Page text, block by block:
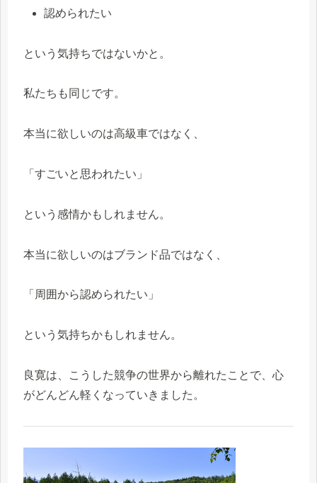
認められたい
という気持ちではないかと。
私たちも同じです。
本当に欲しいのは高級車ではなく、
「すごいと思われたい」
という感情かもしれません。
本当に欲しいのはブランド品ではなく、
「周囲から認められたい」
という気持ちかもしれません。
良寛は、こうした競争の世界から離れたことで、心
がどんどん軽くなっていきました。